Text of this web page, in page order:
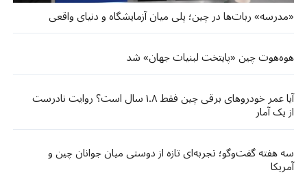
«مدرسه» ربات‌ها در چین؛ پلی میان آزمایشگاه و دنیای واقعی
هوه‌هوت چین «پایتخت لبنیات جهان» شد
آیا عمر خودروهای برقی چین فقط ۱.۸ سال است؟ روایت نادرست
از یک آمار
سه هفته گفت‌وگو؛ تجربه‌ای تازه از دوستی میان جوانان چین و
آمریکا